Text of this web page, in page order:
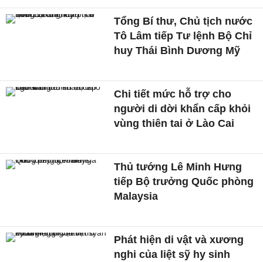
Tổng Bí thư, Chủ tịch nước
Tô Lâm tiếp Tư lệnh Bộ Chỉ
huy Thái Bình Dương Mỹ
Chi tiết mức hỗ trợ cho
người di dời khẩn cấp khỏi
vùng thiên tai ở Lào Cai
Thủ tướng Lê Minh Hưng
tiếp Bộ trưởng Quốc phòng
Malaysia
Phát hiện di vật và xương
nghi của liệt sỹ hy sinh